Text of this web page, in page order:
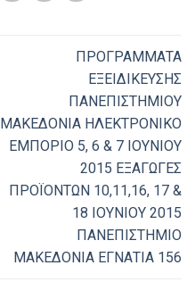
ΠΡΟΓΡΑΜΜΑΤΑ
ΕΞΕΙΔΙΚΕΥΣΗΣ
ΠΑΝΕΠΙΣΤΗΜΙΟΥ
ΜΑΚΕΔΟΝΙΑ ΗΛΕΚΤΡΟΝΙΚΟ
ΕΜΠΟΡΙΟ 5, 6 & 7 ΙΟΥΝΙΟΥ
2015 ΕΞΑΓΩΓΕΣ
ΠΡΟΪΟΝΤΩΝ 10,11,16, 17 &
18 ΙΟΥΝΙΟΥ 2015
ΠΑΝΕΠΙΣΤΗΜΙΟ
ΜΑΚΕΔΟΝΙΑ ΕΓΝΑΤΙΑ 156